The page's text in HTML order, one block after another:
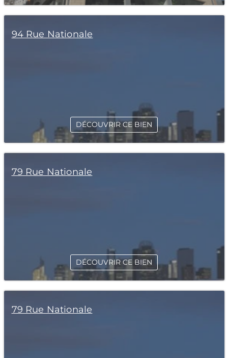
94 Rue Nationale
DÉCOUVRIR CE BIEN
79 Rue Nationale
DÉCOUVRIR CE BIEN
79 Rue Nationale